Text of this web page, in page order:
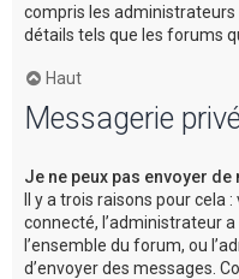
compris les administrateurs
détails tels que les forums
Haut
Messagerie
Je ne peux pas envoyer
Il y a trois raisons pour cela
connecté, l’administrateur
l’ensemble du forum, ou
d’envoyer des messages.